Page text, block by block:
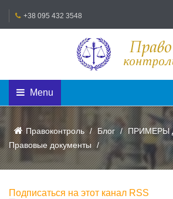
+38 095 432 3548
Menu
Правоконтроль Блог
ПРИМЕРЫ
Правовые документы
Подписаться на этот канал RSS